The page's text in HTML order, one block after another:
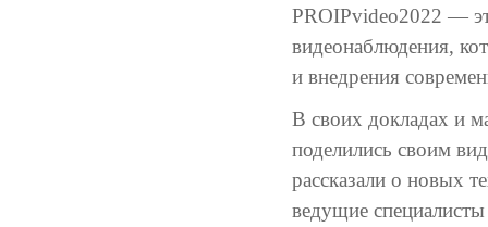
PROIPvideo2022 —
видеонаблюдения,
и внедрения
В своих докладах и
поделились своим
рассказали о новых
ведущие